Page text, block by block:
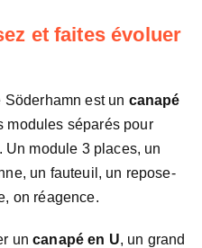
et faites évoluer
Söderhamn est un canapé
modules séparés pour
Un module 3 places, un
un fauteuil, un repose-
on réagence.
uncanapé en U, un grand